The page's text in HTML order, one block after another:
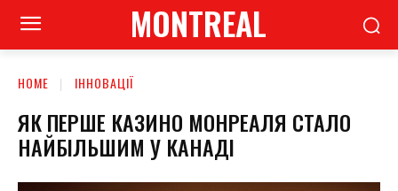
MONTREAL
HOME ІННОВАЦІЇ
ЯК ПЕРШЕ КАЗИНО МОНРЕАЛЯ СТАЛО
НАЙБІЛЬШИМ У КАНАДІ